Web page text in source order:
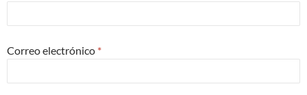
Correo electrónico *